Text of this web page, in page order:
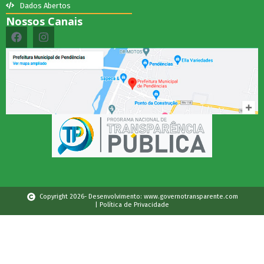
Dados Abertos
Nossos Canais
Copyright 2026- Desenvolvimento: www.governotransparente.com
| Política de Privacidade